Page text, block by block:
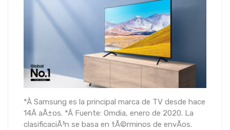
*Â Samsung es la principal marca de TV desde hace
14Â aÃ±os. *Â Fuente: Omdia, enero de 2020. La
clasificaciÃ³n se basa en tÃ©rminos de envÃ­os.